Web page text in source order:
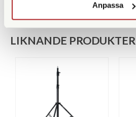
Anpassa
LIKNANDE PRODUKTER